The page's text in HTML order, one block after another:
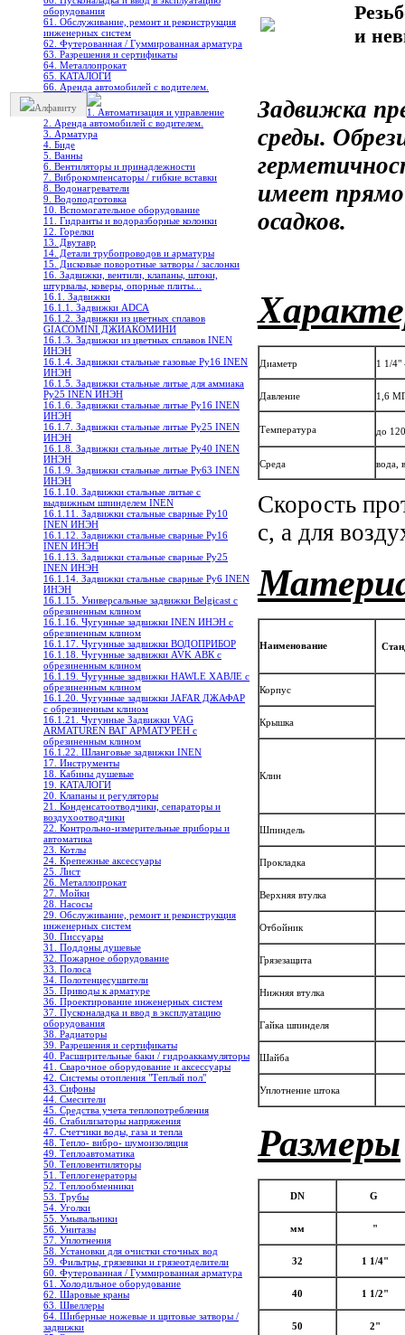
оборудования
61. Обслуживание, ремонт и реконструкция
инженерных систем
62. Футерованная / Гуммированная арматура
63. Разрешения и сертификаты
64. Металлопрокат
65. КАТАЛОГИ
66. Аренда автомобилей с водителем.
Алфавиту
1. Автоматизация и управление
2. Аренда автомобилей с водителем.
3. Арматура
4. Биде
5. Ванны
6. Вентиляторы и принадлежности
7. Виброкомпенсаторы / гибкие вставки
8. Водонагреватели
9. Водоподготовка
10. Вспомогательное оборудование
11. Гидранты и водоразборные колонки
12. Горелки
13. Двутавр
14. Детали трубопроводов и арматуры
15. Дисковые поворотные затворы / заслонки
16. Задвижки, вентили, клапаны, штоки,
штурвалы, коверы, опорные плиты...
16.1. Задвижки
16.1.1. Задвижки ADCA
16.1.2. Задвижки из цветных сплавов
GIACOMINI ДЖИАКОМИНИ
16.1.3. Задвижки из цветных сплавов INEN
ИНЭН
16.1.4. Задвижки стальные газовые Ру16 INEN
ИНЭН
16.1.5. Задвижки стальные литые для аммиака
Ру25 INEN ИНЭН
16.1.6. Задвижки стальные литые Ру16 INEN
ИНЭН
16.1.7. Задвижки стальные литые Ру25 INEN
ИНЭН
16.1.8. Задвижки стальные литые Ру40 INEN
ИНЭН
16.1.9. Задвижки стальные литые Ру63 INEN
ИНЭН
16.1.10. Задвижки стальные литые с
выдвижным шпинделем INEN
16.1.11. Задвижки стальные сварные Ру10
INEN ИНЭН
16.1.12. Задвижки стальные сварные Ру16
INEN ИНЭН
16.1.13. Задвижки стальные сварные Ру25
INEN ИНЭН
16.1.14. Задвижки стальные сварные Ру6 INEN
ИНЭН
16.1.15. Универсальные задвижки Belgicast с
обрезиненным клином
16.1.16. Чугунные задвижки INEN ИНЭН c
обрезиненным клином
16.1.17. Чугунные задвижки ВОДОПРИБОР
16.1.18. Чугунные задвижки AVK АВК с
обрезиненным клином
16.1.19. Чугунные задвижки HAWLE ХАВЛЕ с
обрезиненным клином
16.1.20. Чугунные задвижки JAFAR ДЖАФАР
с обрезиненным клином
16.1.21. Чугунные Задвижки VAG
ARMATUREN ВАГ АРМАТУРЕН с
обрезиненным клином
16.1.22. Шланговые задвижки INEN
17. Инструменты
18. Кабины душевые
19. КАТАЛОГИ
20. Клапаны и регуляторы
21. Конденсатоотводчики, сепараторы и
воздухоотводчики
22. Контрольно-измерительные приборы и
автоматика
23. Котлы
24. Крепежные аксессуары
25. Лист
26. Металлопрокат
27. Мойки
28. Насосы
29. Обслуживание, ремонт и реконструкция
инженерных систем
30. Писсуары
31. Поддоны душевые
32. Пожарное оборудование
33. Полоса
34. Полотенцесушители
35. Приводы к арматуре
36. Проектирование инженерных систем
37. Пусконаладка и ввод в эксплуатацию
оборудования
38. Радиаторы
39. Разрешения и сертификаты
40. Расширительные баки / гидроаккамуляторы
41. Сварочное оборудование и аксессуары
42. Системы отопления "Теплый пол"
43. Сифоны
44. Смесители
45. Средства учета теплопотребления
46. Стабилизаторы напряжения
47. Счетчики воды, газа и тепла
48. Тепло- вибро- шумоизоляция
49. Теплоавтоматика
50. Тепловентиляторы
51. Теплогенераторы
52. Теплообменники
53. Трубы
54. Уголки
55. Умывальники
56. Унитазы
57. Уплотнения
58. Установки для очистки сточных вод
59. Фильтры, грязевики и грязеотделители
60. Футерованная / Гуммированная арматура
61. Холодильное oборудование
62. Шаровые краны
63. Швеллеры
64. Шиберные ножевые и щитовые затворы /
задвижки
и
Задвижка
среды.
имеет
осадков.
Диаметр 1 1/4"
Давление 1,6
Температура до 120
Среда вода,
Скорость
с, а для
Наименование
Корпус
Крышка
Клин
Шпиндель
Прокладка
Верхняя втулка
Отбойник
Грязезащита
Нижняя втулка
Гайка шпинделя
Шайба
Уплотнение штока
Размеры
DN G
мм "
32 1 1/4"
40 1 1/2"
50 2"